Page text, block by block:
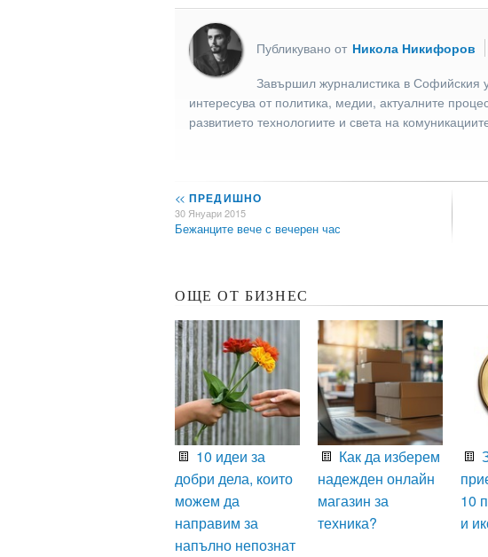
Публикувано от Никола Никифоров
Завършил журналистика в Софийския
интересува от политика, медии, актуалните
развитието технологиите и света на
<< ПРЕДИШНО
30 Януари 2015
Бежанците вече с вечерен час
ОЩЕ ОТ БИЗНЕС
10 идеи за
добри дела, които
можем да
направим за
напълно непознат
Как да изберем
надежден онлайн
магазин за
техника?
10
и